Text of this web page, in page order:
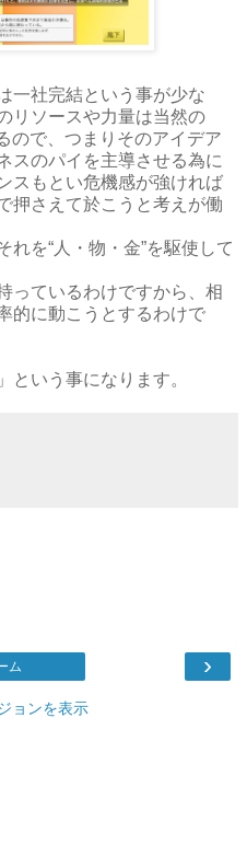
一社完結という事が少な
リソースや力量は当然の
ので、つまりそのアイデア
スのパイを主導させる為に
スもとい危機感が強ければ
押さえて於こうと考えが働
を“人・物・金”を駆使して
っているわけですから、相
的に動こうとするわけで
という事になります。
›
ム
ョンを表示